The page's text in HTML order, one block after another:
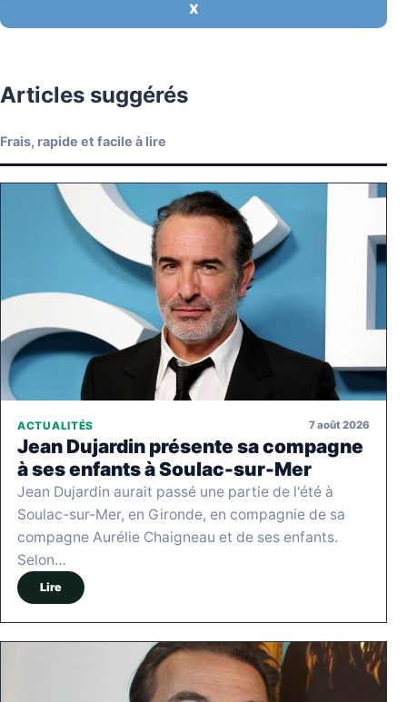
X
Articles suggérés
Frais, rapide et facile à lire
ACTUALITÉS 7 août 2026
Jean Dujardin présente sa compagne
à ses enfants à Soulac-sur-Mer
Jean Dujardin aurait passé une partie de l'été à
Soulac-sur-Mer, en Gironde, en compagnie de sa
compagne Aurélie Chaigneau et de ses enfants.
Selon…
Lire